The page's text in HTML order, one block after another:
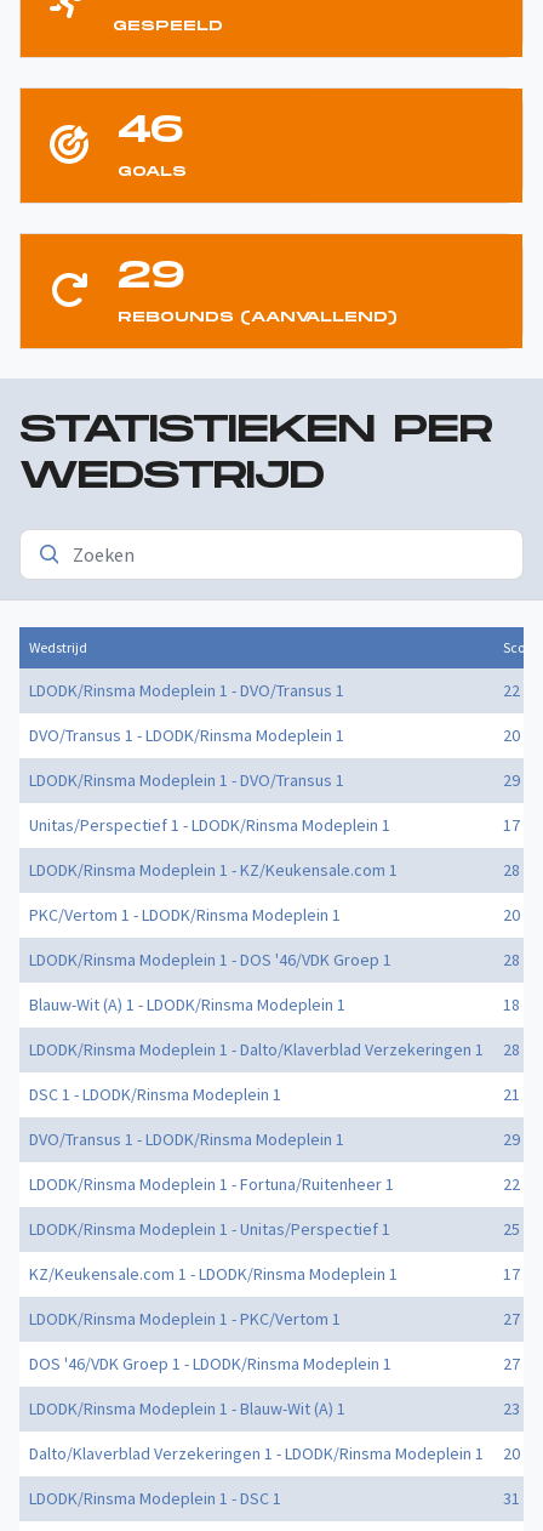
GESPEELD
46
GOALS
29
REBOUNDS (AANVALLEND)
STATISTIEKEN PER
WEDSTRIJD
Wedstrijd Score
LDODK/Rinsma Modeplein 1 - DVO/Transus 1 22 -
DVO/Transus 1 - LDODK/Rinsma Modeplein 1 20 -
LDODK/Rinsma Modeplein 1 - DVO/Transus 1 29 -
Unitas/Perspectief 1 - LDODK/Rinsma Modeplein 1 17 -
LDODK/Rinsma Modeplein 1 - KZ/Keukensale.com 1 28 -
PKC/Vertom 1 - LDODK/Rinsma Modeplein 1 20 -
LDODK/Rinsma Modeplein 1 - DOS '46/VDK Groep 1 28 -
Blauw-Wit (A) 1 - LDODK/Rinsma Modeplein 1 18 -
LDODK/Rinsma Modeplein 1 - Dalto/Klaverblad Verzekeringen 1 28 -
DSC 1 - LDODK/Rinsma Modeplein 1 21 -
DVO/Transus 1 - LDODK/Rinsma Modeplein 1 29 -
LDODK/Rinsma Modeplein 1 - Fortuna/Ruitenheer 1 22 -
LDODK/Rinsma Modeplein 1 - Unitas/Perspectief 1 25 -
KZ/Keukensale.com 1 - LDODK/Rinsma Modeplein 1 17 -
LDODK/Rinsma Modeplein 1 - PKC/Vertom 1 27 -
DOS '46/VDK Groep 1 - LDODK/Rinsma Modeplein 1 27 -
LDODK/Rinsma Modeplein 1 - Blauw-Wit (A) 1 23 -
Dalto/Klaverblad Verzekeringen 1 - LDODK/Rinsma Modeplein 1 20 -
LDODK/Rinsma Modeplein 1 - DSC 1 31 -